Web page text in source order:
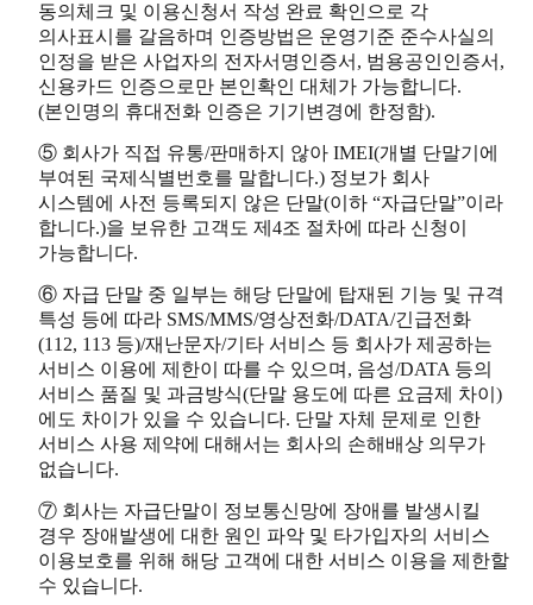
동의체크 및 이용신청서 작성 완료 확인으로 각
의사표시를 갈음하며 인증방법은 운영기준 준수사실의
인정을 받은 사업자의 전자서명인증서, 범용공인인증서,
신용카드 인증으로만 본인확인 대체가 가능합니다.
(본인명의 휴대전화 인증은 기기변경에 한정함).
⑤ 회사가 직접 유통/판매하지 않아 IMEI(개별 단말기에
부여된 국제식별번호를 말합니다.) 정보가 회사
시스템에 사전 등록되지 않은 단말(이하 “자급단말”이라
합니다.)을 보유한 고객도 제4조 절차에 따라 신청이
가능합니다.
⑥ 자급 단말 중 일부는 해당 단말에 탑재된 기능 및 규격
특성 등에 따라 SMS/MMS/영상전화/DATA/긴급전화
(112, 113 등)/재난문자/기타 서비스 등 회사가 제공하는
서비스 이용에 제한이 따를 수 있으며, 음성/DATA 등의
서비스 품질 및 과금방식(단말 용도에 따른 요금제 차이)
에도 차이가 있을 수 있습니다. 단말 자체 문제로 인한
서비스 사용 제약에 대해서는 회사의 손해배상 의무가
없습니다.
⑦ 회사는 자급단말이 정보통신망에 장애를 발생시킬
경우 장애발생에 대한 원인 파악 및 타가입자의 서비스
이용보호를 위해 해당 고객에 대한 서비스 이용을 제한할
수 있습니다.